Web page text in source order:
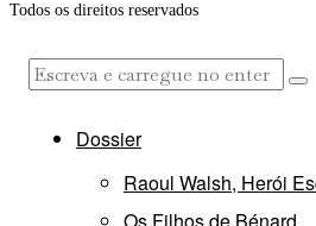
Todos os direitos reservados
Dossier
Raoul Walsh, Herói